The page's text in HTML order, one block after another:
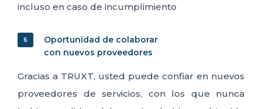
incluso en caso de incumplimiento
Oportunidad de colaborar
con nuevos proveedores
Gracias a TRUXT, usted puede confiar en nuevos
proveedores de servicios, con los que nunca
6